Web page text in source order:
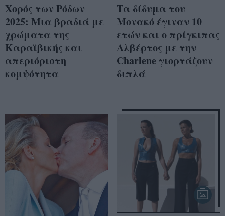
Χορός των Ρόδων
2025: Μια βραδιά με
χρώματα της
Καραϊβικής και
απεριόριστη
κομψότητα
Τα δίδυμα του
Μονακό έγιναν 10
ετών και ο πρίγκιπας
Αλβέρτος με την
Charlene γιορτάζουν
διπλά